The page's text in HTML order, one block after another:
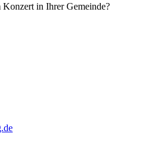
Konzert in Ihrer Gemeinde?